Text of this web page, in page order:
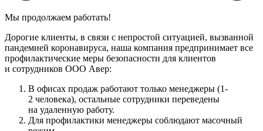
Мы продолжаем работать!
Дорогие клиенты, в связи с непростой ситуацией, вызванной
пандемией коронавируса, наша компания предпринимает все
профилактические меры безопасности для клиентов
и сотрудников ООО Авер:
В офисах продаж работают только менеджеры (1-
2 человека), остальные сотрудники переведены
на удаленную работу.
Для профилактики менеджеры соблюдают масочный